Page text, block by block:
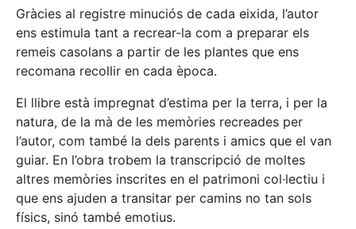
Gràcies al registre minuciós de cada eixida, l’autor
ens estimula tant a recrear-la com a preparar els
remeis casolans a partir de les plantes que ens
recomana recollir en cada època.
El llibre està impregnat d’estima per la terra, i per la
natura, de la mà de les memòries recreades per
l’autor, com també la dels parents i amics que el van
guiar. En l’obra trobem la transcripció de moltes
altres memòries inscrites en el patrimoni col·lectiu i
que ens ajuden a transitar per camins no tan sols
físics, sinó també emotius.